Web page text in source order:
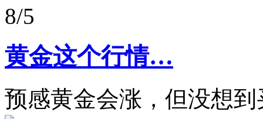
8/5
黄金这个行情…
预感黄金会涨，但没想